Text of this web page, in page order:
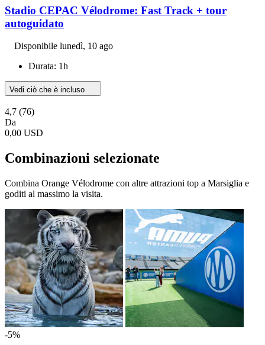
Stadio CEPAC Vélodrome: Fast Track + tour
autoguidato
Disponibile lunedì, 10 ago
Durata: 1h
Vedi ciò che è incluso
4,7 (76)
Da
0,00 USD
Combinazioni selezionate
Combina Orange Vélodrome con altre attrazioni top a Marsiglia e
goditi al massimo la visita.
-5%